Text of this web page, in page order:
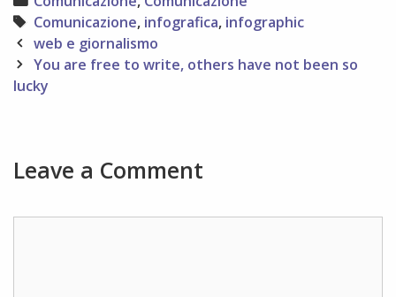
Tags
Comunicazione, infografica, infographic
Post
navigation
web e giornalismo
You are free to write, others have not been so
lucky
Leave a Comment